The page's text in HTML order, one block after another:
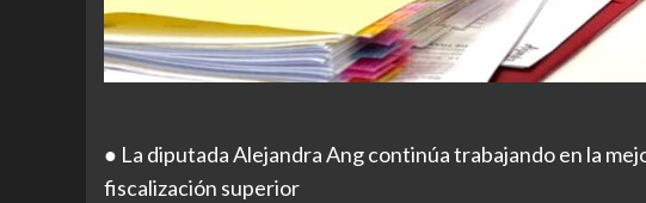
● La diputada Alejandra Ang continúa trabajando en la
fiscalización superior